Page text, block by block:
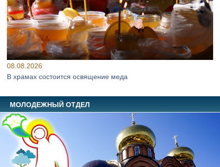
08.08.2026
В храмах состоится освящение меда
МОЛОДЕЖНЫЙ ОТДЕЛ